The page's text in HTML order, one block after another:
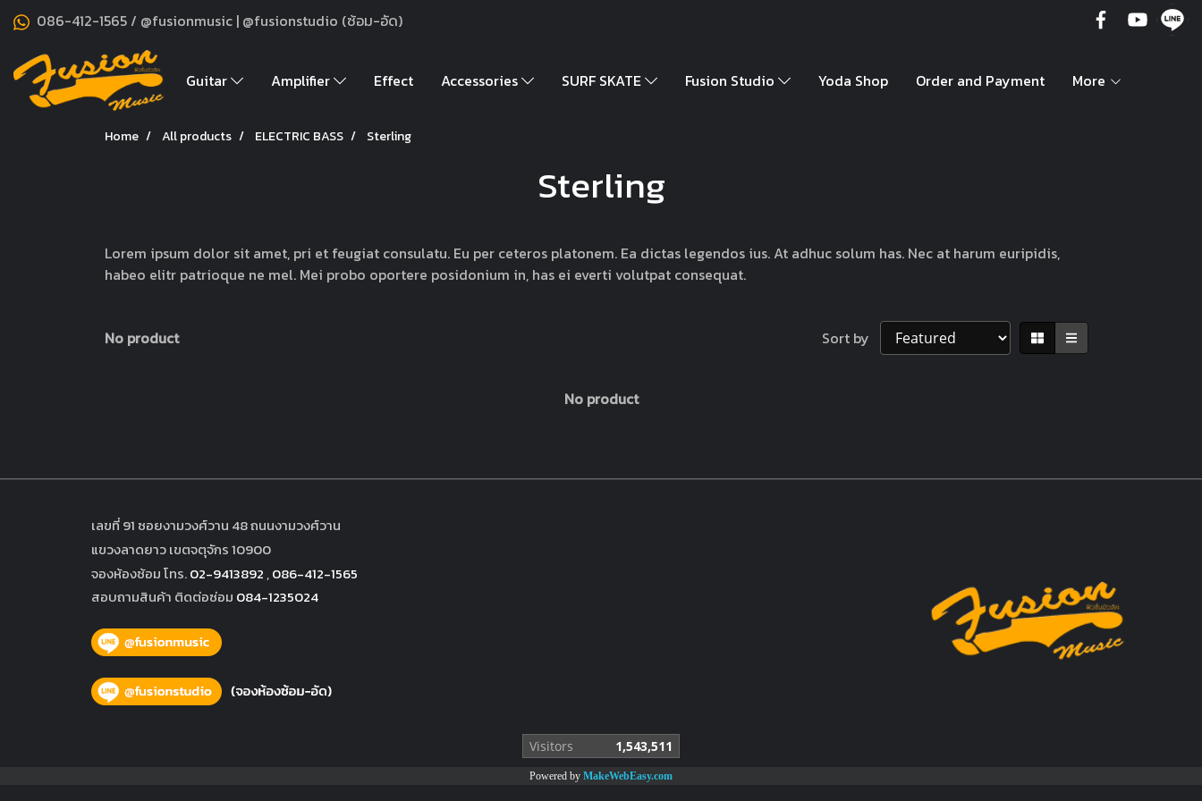
086-412-1565 / @fusionmusic | @fusionstudio (ซ้อม-อัด)
Guitar Amplifier Effect Accessories SURF SKATE Fusion Studio Yoda Shop Order and Payment More
Home All products ELECTRIC BASS Sterling
Sterling
Lorem ipsum dolor sit amet, pri et feugiat consulatu. Eu per ceteros platonem. Ea dictas legendos ius. At adhuc solum has. Nec at harum euripidis,
habeo elitr patrioque ne mel. Mei probo oportere posidonium in, has ei everti volutpat consequat.
No product Sort by
No product
เลขที่ 91 ซอยงามวงศ์วาน 48 ถนนงามวงศ์วาน
แขวงลาดยาว เขตจตุจักร 10900
จองห้องซ้อม โทร.02-9413892 ,086-412-1565
สอบถามสินค้า ติดต่อซ่อม 084-1235024
Visitors 1,543,511
Powered by MakeWebEasy.com